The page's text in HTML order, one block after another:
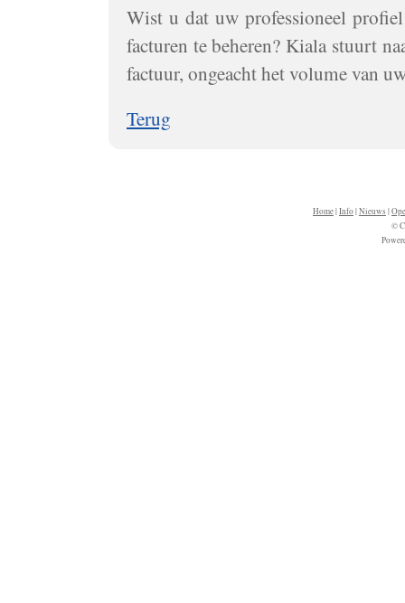
Wist u dat uw professioneel
facturen te beheren? Kiala stuurt
factuur, ongeacht het volume van
Terug
Home|Info|Nieuws |
©